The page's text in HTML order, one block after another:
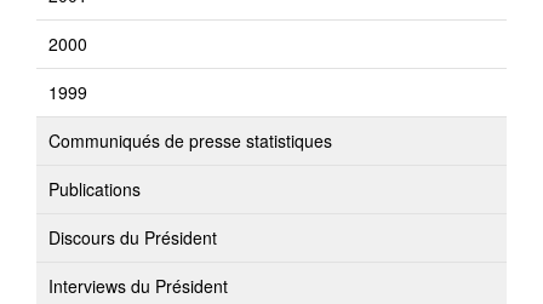
2000
1999
Communiqués de presse statistiques
Publications
Discours du Président
Interviews du Président